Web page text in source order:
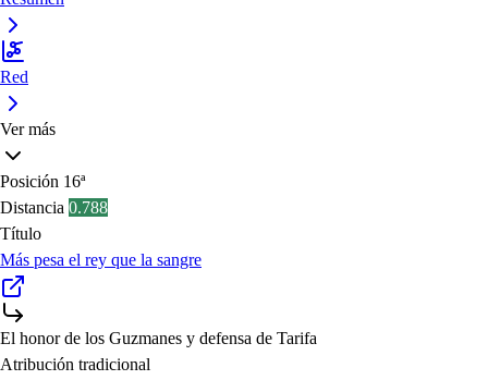
Red
Ver más
Posición 16ª
Distancia 0.788
Título
Más pesa el rey que la sangre
El honor de los Guzmanes y defensa de Tarifa
Atribución tradicional